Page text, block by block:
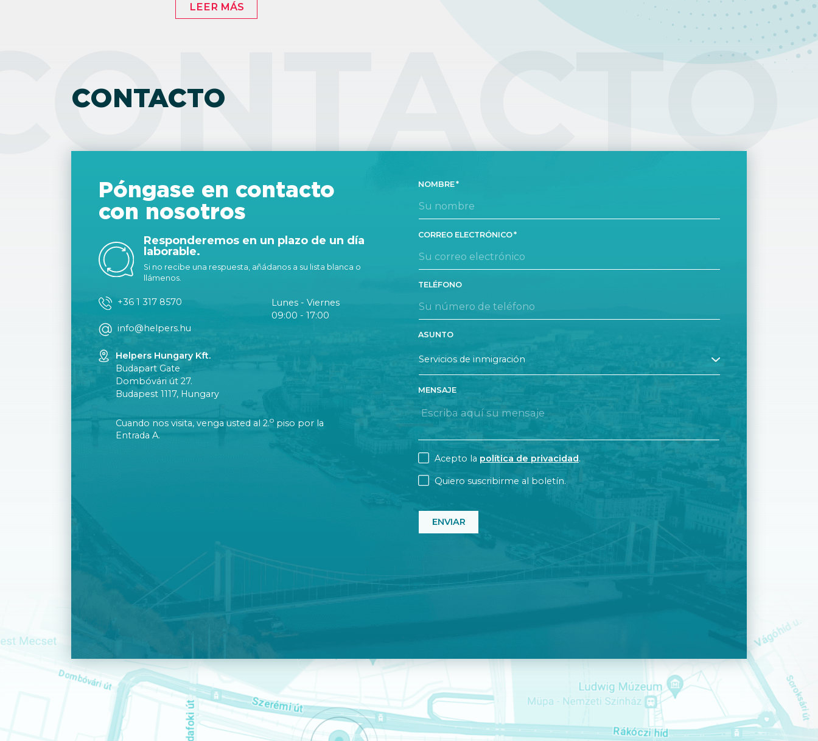
LEER MÁS
CONTACTO
Póngase en contacto
con nosotros
Responderemos en un plazo de un día
laborable.
Si no recibe una respuesta, añádanos a su lista blanca o
llámenos.
+36 1 317 8570
info@helpers.hu
Lunes - Viernes
09:00 - 17:00
Helpers Hungary Kft.
Budapart Gate
Dombóvári út 27.
Budapest 1117, Hungary
Cuando nos visita, venga usted al 2.opiso por la
Entrada A.
NOMBRE
CORREO ELECTRÓNICO
TELÉFONO
ASUNTO
MENSAJE
CONSENT
Acepto la política de privacidad.
NEWSLETTER
Quiero suscribirme al boletín.